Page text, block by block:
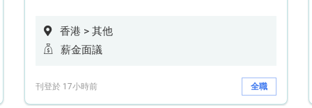
香港 > 其他
薪金面議
刊登於 17小時前 全職